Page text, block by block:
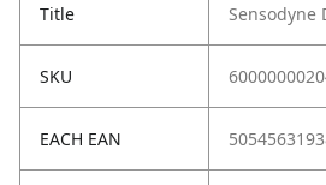
Title Sensodyne
SKU
EACH EAN